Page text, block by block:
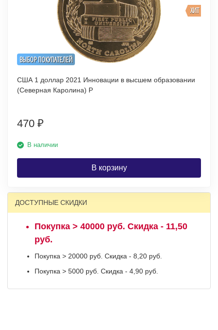
ВЫБОР ПОКУПАТЕЛЕЙ
ХИТ
США 1 доллар 2021 Инновации в высшем образовании
(Северная Каролина) P
470 ₽
В наличии
В корзину
ДОСТУПНЫЕ СКИДКИ
Покупка > 40000 руб. Скидка - 11,50
руб.
Покупка > 20000 руб. Скидка - 8,20 руб.
Покупка > 5000 руб. Скидка - 4,90 руб.